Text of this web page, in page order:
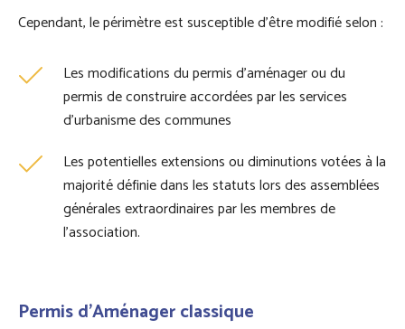
Cependant, le périmètre est susceptible d’être modifié selon :
Les modifications du permis d’aménager ou du
permis de construire accordées par les services
d’urbanisme des communes
Les potentielles extensions ou diminutions votées à la
majorité définie dans les statuts lors des assemblées
générales extraordinaires par les membres de
l’association.
Permis d'Aménager classique